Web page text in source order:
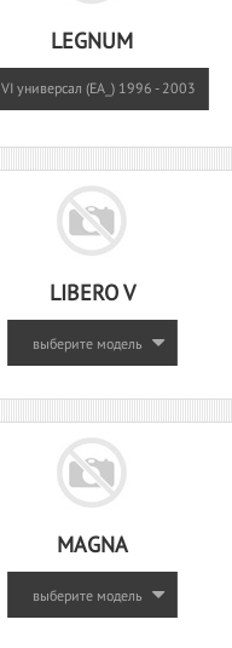
LEGNUM
VI универсал (EA_) 1996 - 2003
LIBERO V
выберите модель
MAGNA
выберите модель